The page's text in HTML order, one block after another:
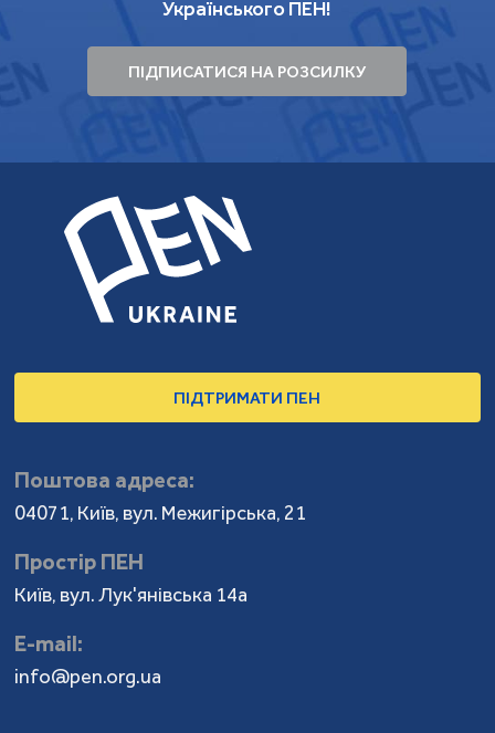
Українського ПЕН!
ПІДПИСАТИСЯ НА РОЗСИЛКУ
ПІДТРИМАТИ ПЕН
Поштова адреса:
04071, Київ, вул. Межигірська, 21
Простір ПЕН
Київ, вул. Лук'янівська 14а
Е-mail:
info@pen.org.ua